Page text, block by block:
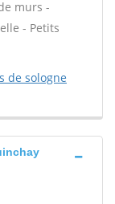
murs -
- Petits
de sologne